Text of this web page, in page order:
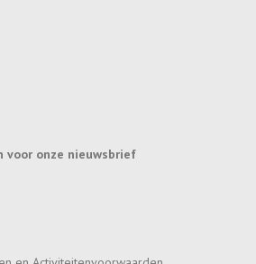
voor onze nieuwsbrief